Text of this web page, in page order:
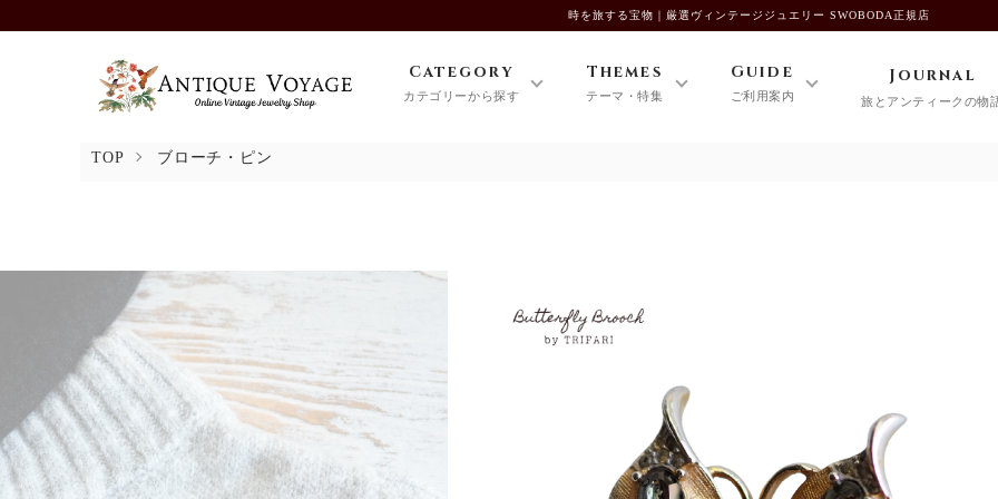
時を旅する宝物｜厳選ヴィンテージジュエリー SWOBODA正規店
Category
カテゴリーから探す
Themes
テーマ・特集
Guide
ご利用案内
Journal
旅とアンティークの物
TOP ブローチ・ピン